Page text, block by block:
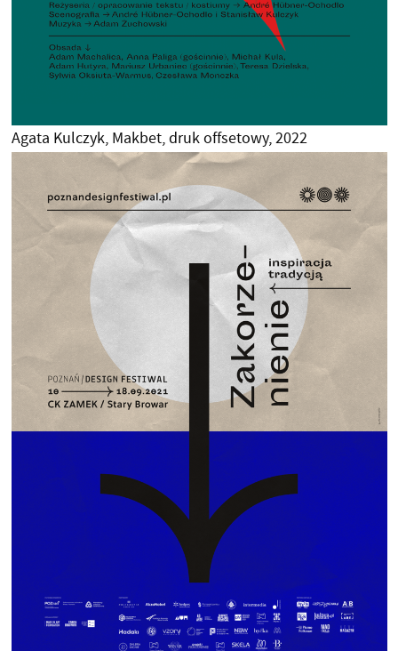
Agata Kulczyk, Makbet, druk offsetowy, 2022